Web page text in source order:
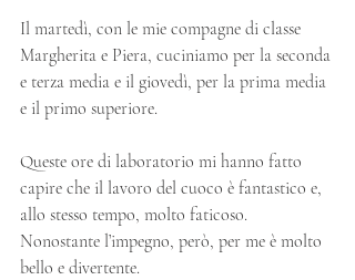
Il martedì, con le mie compagne di classe
Margherita e Piera, cuciniamo per la seconda
e terza media e il giovedì, per la prima media
e il primo superiore.
Queste ore di laboratorio mi hanno fatto
capire che il lavoro del cuoco è fantastico e,
allo stesso tempo, molto faticoso.
Nonostante l’impegno, però, per me è molto
bello e divertente.